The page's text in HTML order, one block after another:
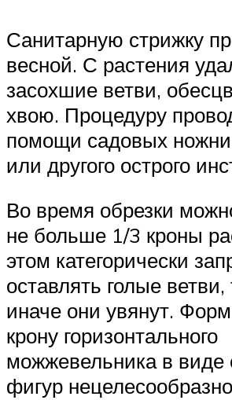
Санитарную стрижку
весной. С растения
засохшие ветви,
хвою. Процедуру
помощи садовых
или другого острого
Во время обрезки
не больше 1/3 кроны
этом категорически
оставлять голые ветви,
иначе они увянут.
крону горизонтального
можжевельника в
фигур